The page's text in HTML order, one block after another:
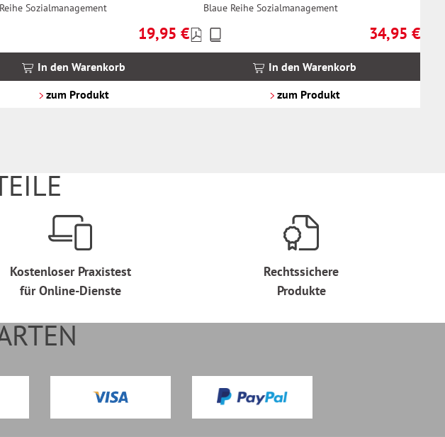
Sozialmanagement
Regulärer Preis:
19,95 €
In den Warenkorb
zum Produkt
Blaue Reihe Sozialmanagement
Regulärer
34,95 €
Preise
inkl.
In den Warenkorb
zum Produkt
Kostenloser Praxistest
für Online-Dienste
Rechtssichere
Produkte